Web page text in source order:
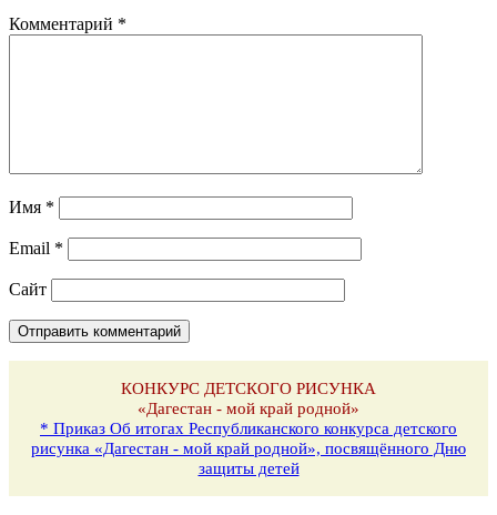
Комментарий *
Имя *
Email *
Сайт
КОНКУРС ДЕТСКОГО РИСУНКА
«Дагестан - мой край родной»
* Приказ Об итогах Республиканского конкурса детского
рисунка «Дагестан - мой край родной», посвящённого Дню
защиты детей